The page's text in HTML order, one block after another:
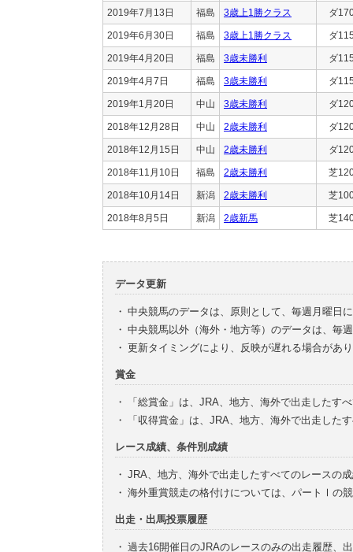
2019年7月13日 福島 3歳上1勝クラス ダ
2019年6月30日 福島 3歳上1勝クラス ダ
2019年4月20日 福島 3歳未勝利 ダ
2019年4月7日 福島 3歳未勝利 ダ
2019年1月20日 中山 3歳未勝利 ダ
2018年12月28日 中山 2歳未勝利 ダ
2018年12月15日 中山 2歳未勝利 ダ
2018年11月10日 福島 2歳未勝利 芝
2018年10月14日 新潟 2歳未勝利 芝
2018年8月5日 新潟 2歳新馬 芝
データ更新
・ 中央競馬のデータは、原則として、毎週月曜日
・ 中央競馬以外（海外・地方等）のデータは、毎
・ 更新タイミングにより、反映が遅れる場合があ
賞金
・
「総賞金」は、JRA、地方、海外で出走したす
・
「収得賞金」は、JRA、地方、海外で出走した
レース成績、条件別成績
・ JRA、地方、海外で出走したすべてのレースの
・ 海外重賞競走の格付けについては、パートⅠの
出走・出馬投票履歴
・ 過去16開催日のJRAのレースのみの出走履歴、